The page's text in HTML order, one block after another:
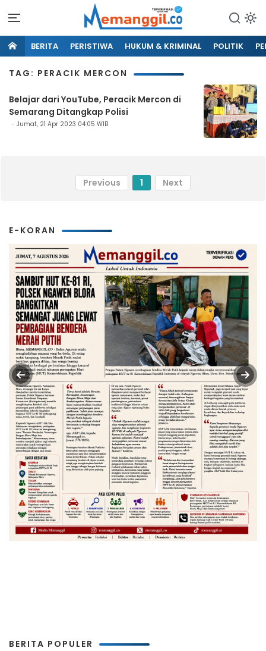
BERITA PERISTIWA HUKUM & KRIMINAL POLITIK
TAG: PERACIK MERCON
Belajar dari YouTube, Peracik Mercon di
Semarang Ditangkap Polisi
Jumat, 21 Apr 2023 04:05 WIB
Previous 1 Next
E-KORAN
BERITA POPULER